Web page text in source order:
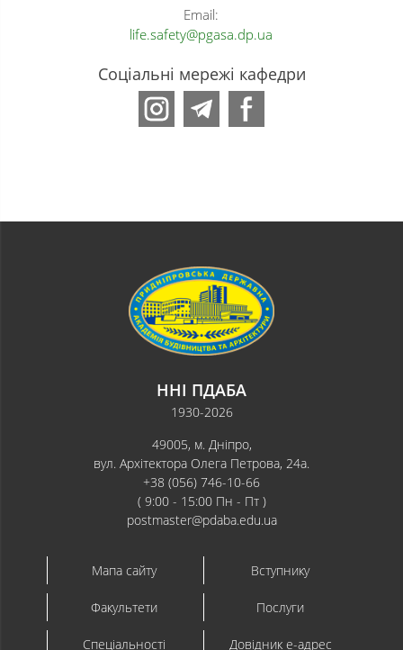
Email:
life.safety@pgasa.dp.ua
Соціальні мережі кафедри
ННІ ПДАБА
1930-2026
49005, м. Дніпро,
вул. Архітектора Олега Петрова, 24а.
+38 (056) 746-10-66
( 9:00 - 15:00 Пн - Пт )
postmaster@pdaba.edu.ua
Мапа сайту Вступнику
Факультети Послуги
Спеціальності Довідник e-адрес